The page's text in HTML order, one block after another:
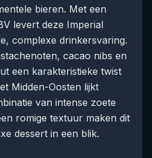
bieren. Met een
levert deze Imperial
complexe drinkersvaring.
cacao nibs en
een karakteristieke twist
Midden-Oosten lijkt
van intense zoete
romige textuur maken dit
dessert in een blik.